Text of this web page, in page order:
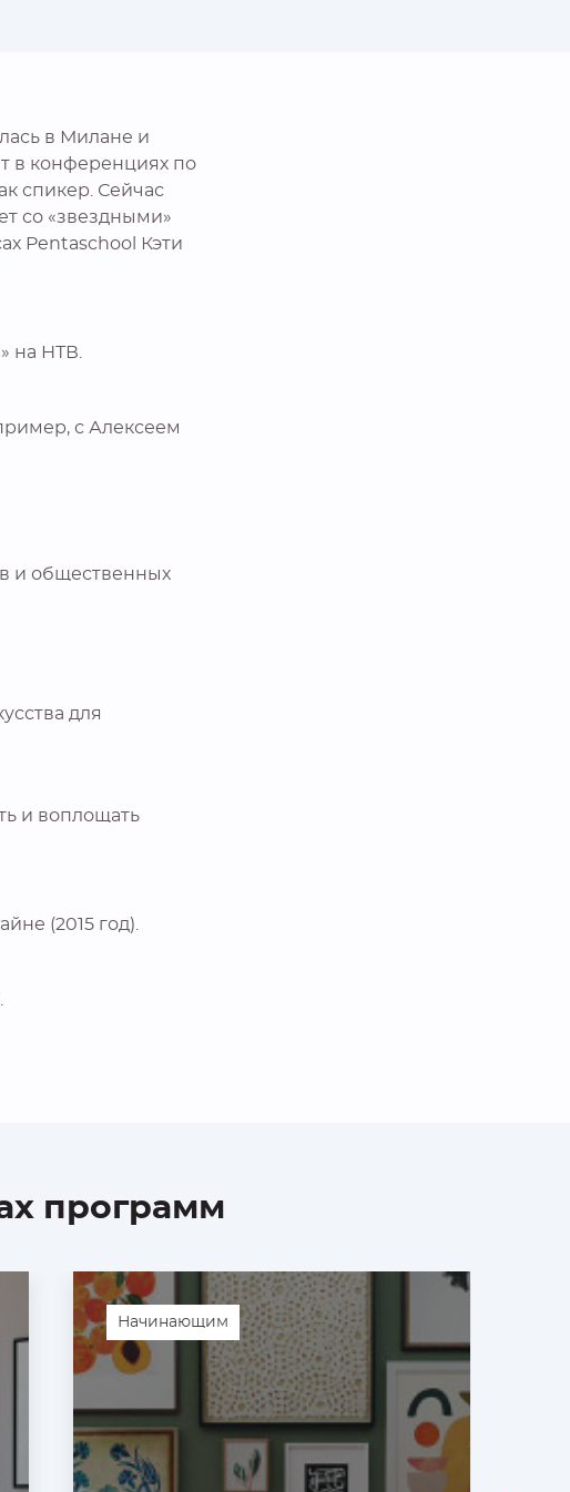
в Милане и
в конференциях по
спикер. Сейчас
со «звездными»
Pentaschool Кэти
на НТВ.
с Алексеем
и общественных
для
и воплощать
(2015 год).
программ
Начинающим